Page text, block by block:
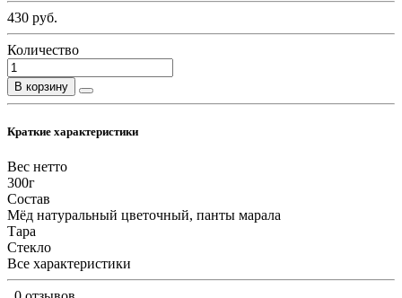
430 руб.
Количество
В корзину
Краткие характеристики
Вес нетто
300г
Состав
Мёд натуральный цветочный, панты марала
Тара
Стекло
Все характеристики